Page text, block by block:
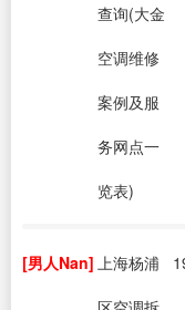
查询(大金
空调维修
案例及服
务网点一
览表)
[男人Nan] 上海杨浦